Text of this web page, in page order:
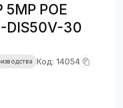
POE
DIS50V-30
Код: 14054